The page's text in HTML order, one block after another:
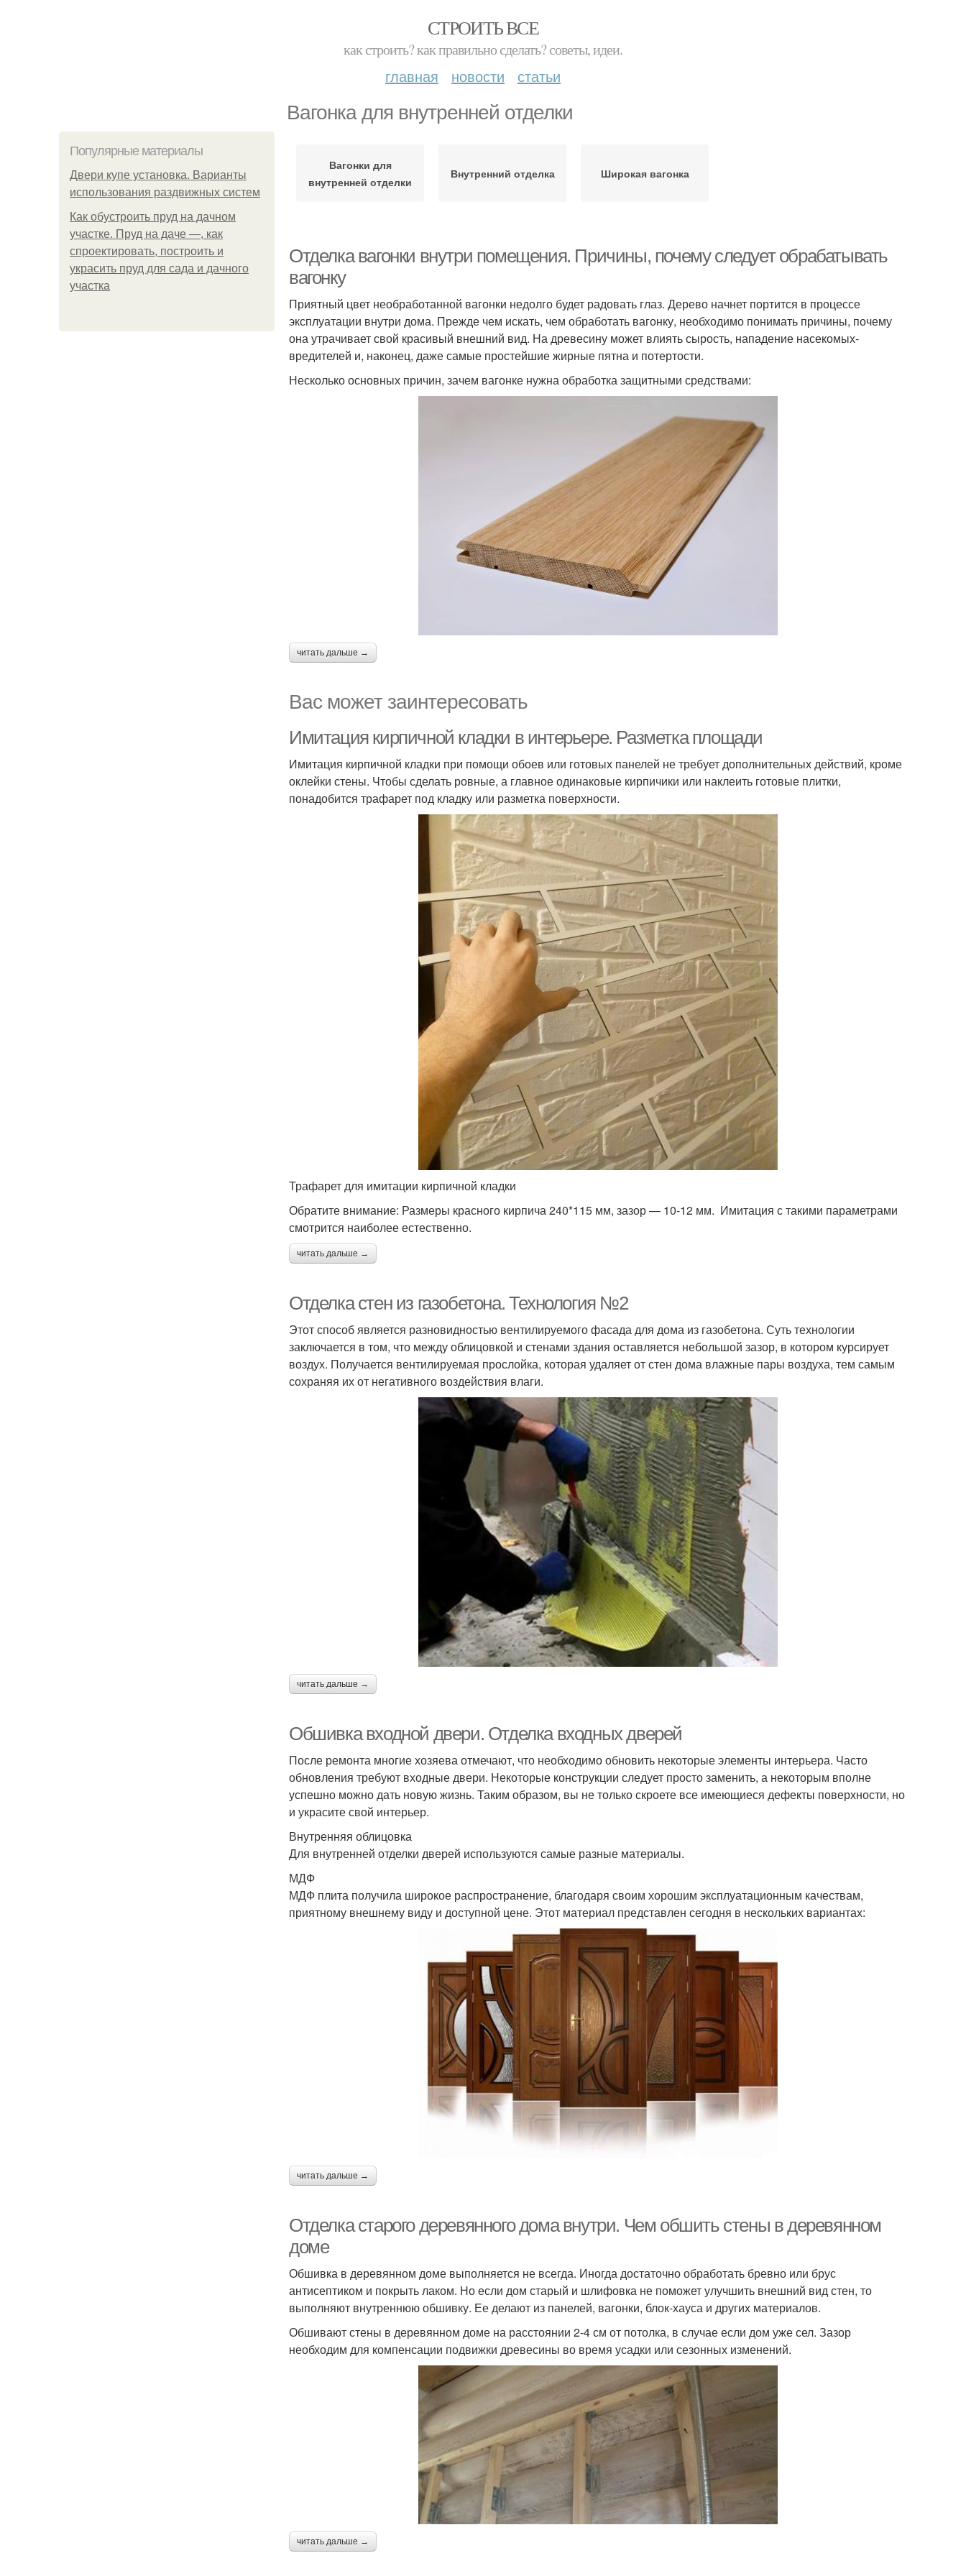
СТРОИТЬ ВСЕ
как строить? как правильно сделать? советы, идеи.
главная новости статьи
Вагонка для внутренней отделки
Популярные материалы
Двери купе установка. Варианты
использования раздвижных систем
Как обустроить пруд на дачном
участке. Пруд на даче —, как
спроектировать, построить и
украсить пруд для сада и дачного
участка
Вагонки для
внутренней отделки
Внутренний отделка Широкая вагонка
Отделка вагонки внутри помещения. Причины, почему следует обрабатывать
вагонку
Приятный цвет необработанной вагонки недолго будет радовать глаз. Дерево начнет портится в процессе
эксплуатации внутри дома. Прежде чем искать, чем обработать вагонку, необходимо понимать причины, почему
она утрачивает свой красивый внешний вид. На древесину может влиять сырость, нападение насекомых-
вредителей и, наконец, даже самые простейшие жирные пятна и потертости.
Несколько основных причин, зачем вагонке нужна обработка защитными средствами:
читать дальше →
Вас может заинтересовать
Имитация кирпичной кладки в интерьере. Разметка площади
Имитация кирпичной кладки при помощи обоев или готовых панелей не требует дополнительных действий, кроме
оклейки стены. Чтобы сделать ровные, а главное одинаковые кирпичики или наклеить готовые плитки,
понадобится трафарет под кладку или разметка поверхности.
Трафарет для имитации кирпичной кладки
Обратите внимание: Размеры красного кирпича 240*115 мм, зазор — 10-12 мм. Имитация с такими параметрами
смотрится наиболее естественно.
читать дальше →
Отделка стен из газобетона. Технология №2
Этот способ является разновидностью вентилируемого фасада для дома из газобетона. Суть технологии
заключается в том, что между облицовкой и стенами здания оставляется небольшой зазор, в котором курсирует
воздух. Получается вентилируемая прослойка, которая удаляет от стен дома влажные пары воздуха, тем самым
сохраняя их от негативного воздействия влаги.
читать дальше →
Обшивка входной двери. Отделка входных дверей
После ремонта многие хозяева отмечают, что необходимо обновить некоторые элементы интерьера. Часто
обновления требуют входные двери. Некоторые конструкции следует просто заменить, а некоторым вполне
успешно можно дать новую жизнь. Таким образом, вы не только скроете все имеющиеся дефекты поверхности, но
и украсите свой интерьер.
Внутренняя облицовка
Для внутренней отделки дверей используются самые разные материалы.
МДФ
МДФ плита получила широкое распространение, благодаря своим хорошим эксплуатационным качествам,
приятному внешнему виду и доступной цене. Этот материал представлен сегодня в нескольких вариантах:
читать дальше →
Отделка старого деревянного дома внутри. Чем обшить стены в деревянном
доме
Обшивка в деревянном доме выполняется не всегда. Иногда достаточно обработать бревно или брус
антисептиком и покрыть лаком. Но если дом старый и шлифовка не поможет улучшить внешний вид стен, то
выполняют внутреннюю обшивку. Ее делают из панелей, вагонки, блок-хауса и других материалов.
Обшивают стены в деревянном доме на расстоянии 2-4 см от потолка, в случае если дом уже сел. Зазор
необходим для компенсации подвижки древесины во время усадки или сезонных изменений.
читать дальше →